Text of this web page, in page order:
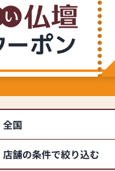
全国
店舗の条件で絞り込む